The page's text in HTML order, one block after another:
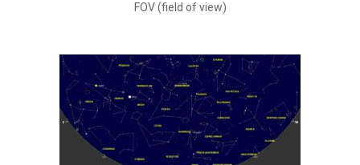
FOV (field of view)